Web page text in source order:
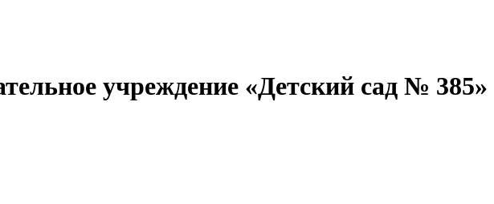
учреждение «Детский сад № 385»